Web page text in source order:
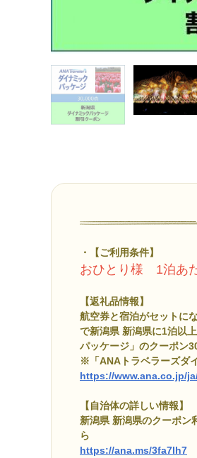
【ご利用条件】
おひとり様 1泊あ
【返礼品情報】
航空券と宿泊がセットに
で新潟県 新潟県に1泊以
パッケージ」のクーポン
※「ANAトラベラーズダ
https://www.ana.co.jp/
【自治体の詳しい情報】
新潟県 新潟県のクーポン
ら
https://ana.ms/3fa7lh7